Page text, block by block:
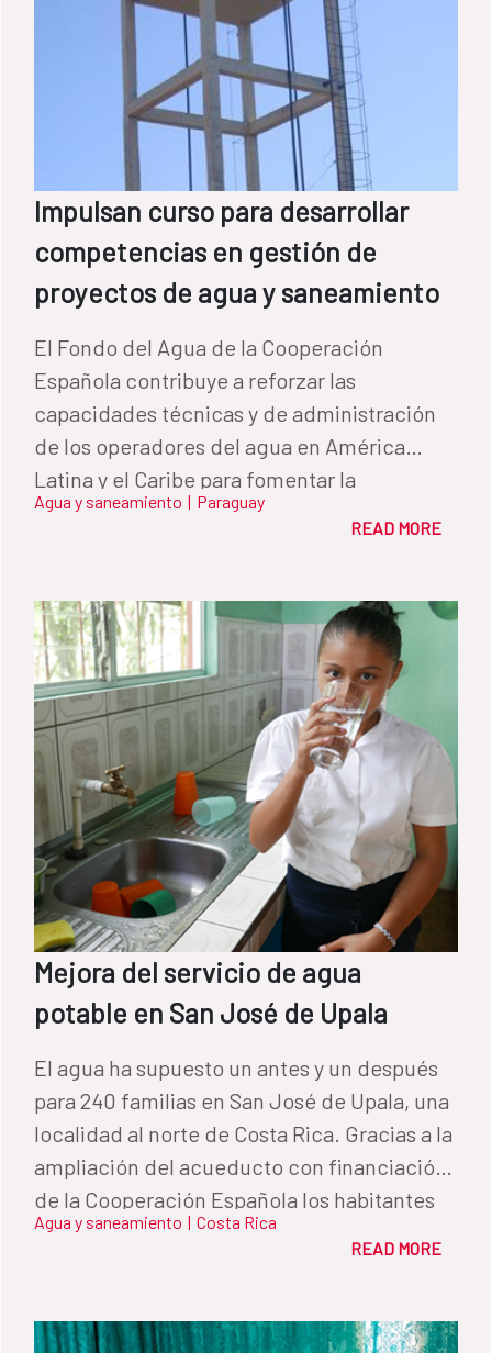
Impulsan curso para desarrollar
competencias en gestión de
proyectos de agua y saneamiento
El Fondo del Agua de la Cooperación
Española contribuye a reforzar las
capacidades técnicas y de administración
de los operadores del agua en América
Latina y el Caribe para fomentar la
sostenibilidad de los programas. En
servidores públicos en alianza con el
Gobierno.
Agua y saneamiento | Paraguay
READ MORE
Mejora del servicio de agua
potable en San José de Upala
El agua ha supuesto un antes y un después
para 240 familias en San José de Upala, una
localidad al norte de Costa Rica. Gracias a la
ampliación del acueducto con financiación
de la Cooperación Española los habitantes
podrán disfrutar de un servicio continuo, sin
Agua y saneamiento | Costa Rica
READ MORE